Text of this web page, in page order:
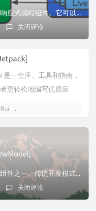
1 简介LivaData 是Jetpack提供的一种响应式编程组件。它可以包含任何类型的数据。并在数据发生变化的时候通知给观察者（通常是UI控制器）。Li...
关闭评论
是一套库、工具和指南，
更轻松地编写优质应
简介ViewModel是Jetpack中最重要的组件之一。传统开发模式下，Activity的任务实在太重了，既要负责逻辑处理，又要控制UI展示，甚至要处理...
关闭评论